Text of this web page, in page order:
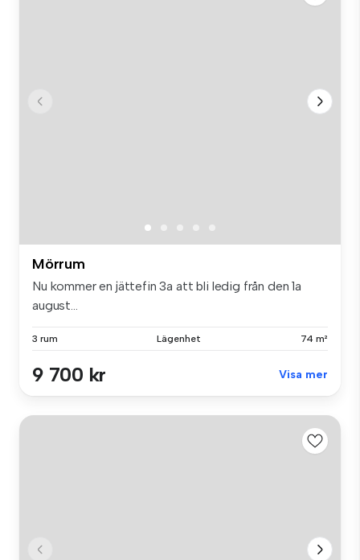
Mörrum
Nu kommer en jättefin 3a att bli ledig från den 1a
august...
3 rum Lägenhet 74 m²
9 700 kr Visa mer